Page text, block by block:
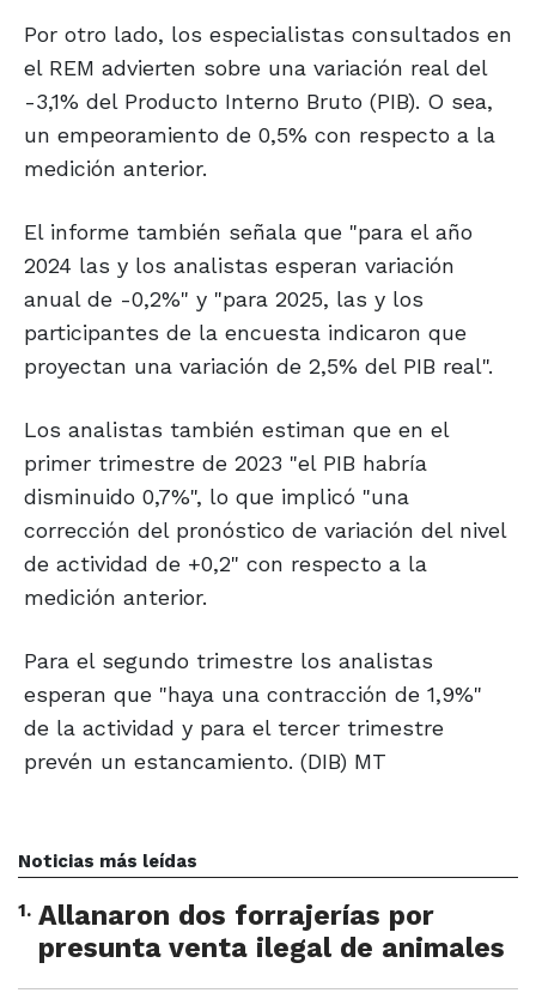
Por otro lado, los especialistas consultados en
el REM advierten sobre una variación real del
-3,1% del Producto Interno Bruto (PIB). O sea,
un empeoramiento de 0,5% con respecto a la
medición anterior.
El informe también señala que "para el año
2024 las y los analistas esperan variación
anual de -0,2%" y "para 2025, las y los
participantes de la encuesta indicaron que
proyectan una variación de 2,5% del PIB real".
Los analistas también estiman que en el
primer trimestre de 2023 "el PIB habría
disminuido 0,7%", lo que implicó "una
corrección del pronóstico de variación del nivel
de actividad de +0,2" con respecto a la
medición anterior.
Para el segundo trimestre los analistas
esperan que "haya una contracción de 1,9%"
de la actividad y para el tercer trimestre
prevén un estancamiento. (DIB) MT
Noticias más leídas
1. Allanaron dos forrajerías por
presunta venta ilegal de animales